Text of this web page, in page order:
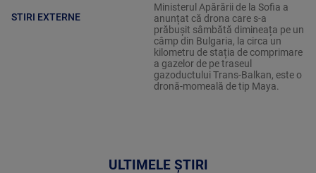
STIRI EXTERNE
Ministerul Apărării de la Sofia a
anunțat că drona care s-a
prăbușit sâmbătă dimineața pe un
câmp din Bulgaria, la circa un
kilometru de stația de comprimare
a gazelor de pe traseul
gazoductului Trans-Balkan, este o
dronă-momeală de tip Maya.
ULTIMELE ȘTIRI